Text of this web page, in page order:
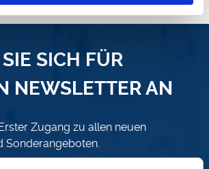
SICH FÜR
NEWSLETTER AN
Zugang zu allen neuen
Sonderangeboten.